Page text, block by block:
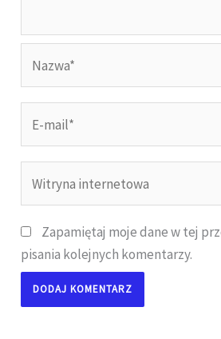
mail*
internetowa
Zapamiętaj moje dane w tej
pisania kolejnych komentarzy.